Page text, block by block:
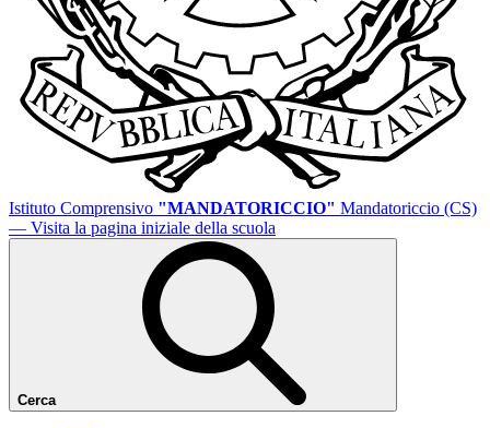
Istituto Comprensivo "MANDATORICCIO" Mandatoriccio (CS)
— Visita la pagina iniziale della scuola
Cerca